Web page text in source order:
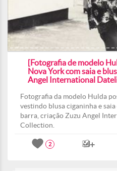
[Fotografia de modelo
Nova York com saia e
Angel International
Fotografia da modelo Hulda
vestindo blusa ciganinha e
barra, criação Zuzu Angel
Collection.
2